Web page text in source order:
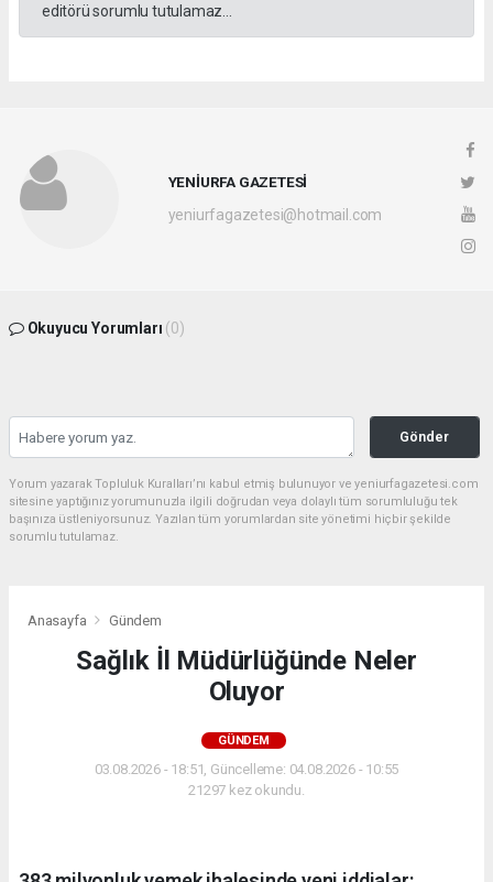
editörü sorumlu tutulamaz...
YENİURFA GAZETESİ
yeniurfagazetesi@hotmail.com
Okuyucu Yorumları (0)
Gönder
Yorum yazarak Topluluk Kuralları’nı kabul etmiş bulunuyor ve yeniurfagazetesi.com
sitesine yaptığınız yorumunuzla ilgili doğrudan veya dolaylı tüm sorumluluğu tek
başınıza üstleniyorsunuz. Yazılan tüm yorumlardan site yönetimi hiçbir şekilde
sorumlu tutulamaz.
Anasayfa Gündem
Sağlık İl Müdürlüğünde Neler
Oluyor
GÜNDEM
03.08.2026 - 18:51, Güncelleme: 04.08.2026 - 10:55
21297 kez okundu.